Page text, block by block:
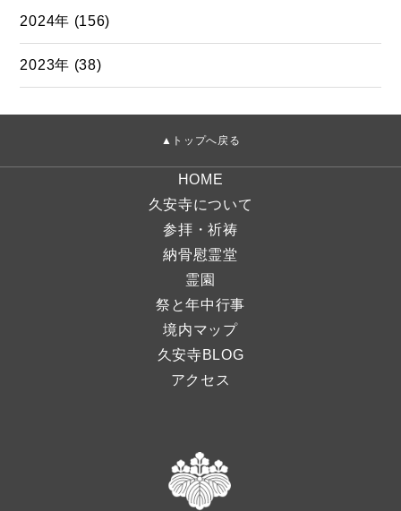
2024年 (156)
2023年 (38)
▲トップへ戻る
HOME
久安寺について
参拝・祈祷
納骨慰霊堂
霊園
祭と年中行事
境内マップ
久安寺BLOG
アクセス